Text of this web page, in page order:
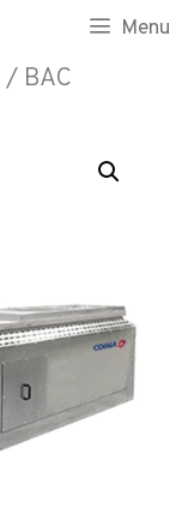
Menu
/ BAC